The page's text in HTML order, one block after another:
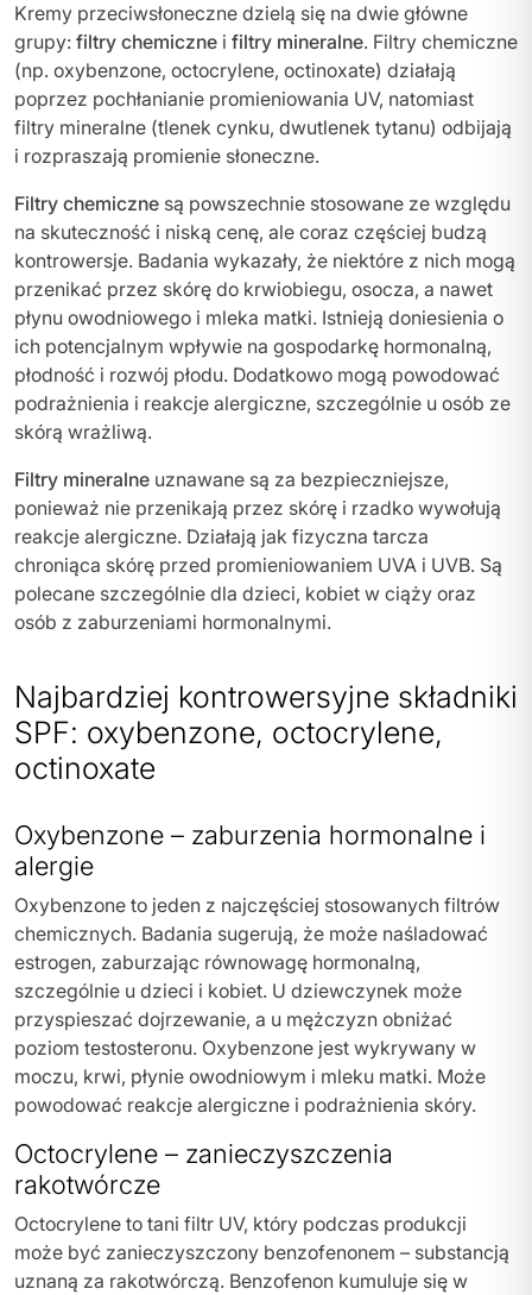
Kremy przeciwsłoneczne dzielą się na dwie główne
grupy: filtry chemiczne i filtry mineralne. Filtry chemiczne
(np. oxybenzone, octocrylene, octinoxate) działają
poprzez pochłanianie promieniowania UV, natomiast
filtry mineralne (tlenek cynku, dwutlenek tytanu) odbijają
i rozpraszają promienie słoneczne.
Filtry chemiczne są powszechnie stosowane ze względu
na skuteczność i niską cenę, ale coraz częściej budzą
kontrowersje. Badania wykazały, że niektóre z nich mogą
przenikać przez skórę do krwiobiegu, osocza, a nawet
płynu owodniowego i mleka matki. Istnieją doniesienia o
ich potencjalnym wpływie na gospodarkę hormonalną,
płodność i rozwój płodu. Dodatkowo mogą powodować
podrażnienia i reakcje alergiczne, szczególnie u osób ze
skórą wrażliwą.
Filtry mineralne uznawane są za bezpieczniejsze,
ponieważ nie przenikają przez skórę i rzadko wywołują
reakcje alergiczne. Działają jak fizyczna tarcza
chroniąca skórę przed promieniowaniem UVA i UVB. Są
polecane szczególnie dla dzieci, kobiet w ciąży oraz
osób z zaburzeniami hormonalnymi.
Najbardziej kontrowersyjne składniki
SPF: oxybenzone, octocrylene,
octinoxate
Oxybenzone – zaburzenia hormonalne i
alergie
Oxybenzone to jeden z najczęściej stosowanych filtrów
chemicznych. Badania sugerują, że może naśladować
estrogen, zaburzając równowagę hormonalną,
szczególnie u dzieci i kobiet. U dziewczynek może
przyspieszać dojrzewanie, a u mężczyzn obniżać
poziom testosteronu. Oxybenzone jest wykrywany w
moczu, krwi, płynie owodniowym i mleku matki. Może
powodować reakcje alergiczne i podrażnienia skóry.
Octocrylene – zanieczyszczenia
rakotwórcze
Octocrylene to tani filtr UV, który podczas produkcji
może być zanieczyszczony benzofenonem – substancją
uznaną za rakotwórczą. Benzofenon kumuluje się w